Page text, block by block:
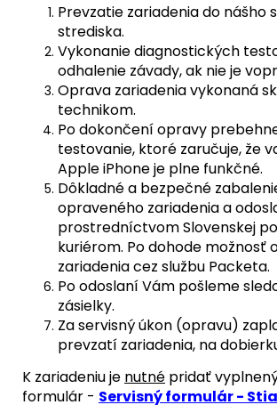
Prevzatie zariadenia do nášho
strediska.
Vykonanie diagnostických
odhalenie závady, ak nie je
Oprava zariadenia vykonaná
technikom.
Po dokončení opravy
testovanie, ktoré zaručuje, že
Apple iPhone je plne funkčné.
Dôkladné a bezpečné
opraveného zariadenia a
prostredníctvom Slovenskej
kuriérom. Po dohode možnosť
zariadenia cez službu Packeta.
Po odoslaní Vám pošleme
zásielky.
Za servisný úkon (opravu)
prevzatí zariadenia, na
K zariadeniu je nutné pridať
formulár - Servisný formulár -